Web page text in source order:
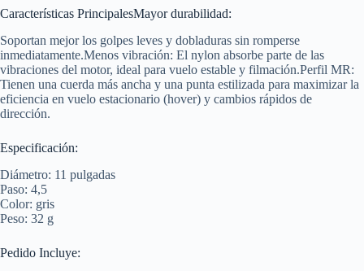
Características PrincipalesMayor durabilidad:
Soportan mejor los golpes leves y dobladuras sin romperse
inmediatamente.Menos vibración: El nylon absorbe parte de las
vibraciones del motor, ideal para vuelo estable y filmación.Perfil MR:
Tienen una cuerda más ancha y una punta estilizada para maximizar la
eficiencia en vuelo estacionario (hover) y cambios rápidos de
dirección.
Especificación:
Diámetro: 11 pulgadas
Paso: 4,5
Color: gris
Peso: 32 g
Pedido Incluye: